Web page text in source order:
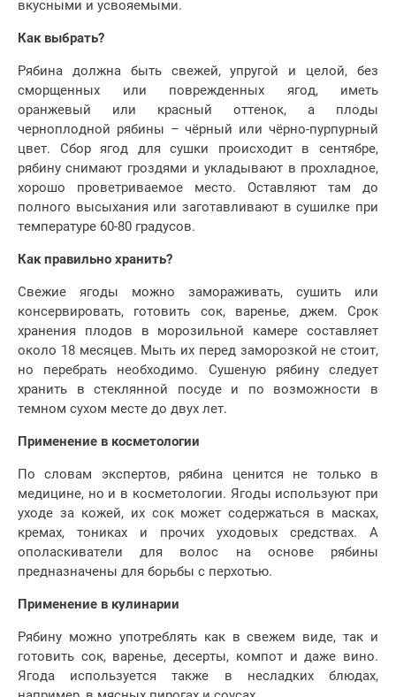
вкусными и усвояемыми.
Как выбрать?
Рябина должна быть свежей, упругой и целой, без
сморщенных или поврежденных ягод, иметь
оранжевый или красный оттенок, а плоды
черноплодной рябины – чёрный или чёрно-пурпурный
цвет. Сбор ягод для сушки происходит в сентябре,
рябину снимают гроздями и укладывают в прохладное,
хорошо проветриваемое место. Оставляют там до
полного высыхания или заготавливают в сушилке при
температуре 60-80 градусов.
Как правильно хранить?
Свежие ягоды можно замораживать, сушить или
консервировать, готовить сок, варенье, джем. Срок
хранения плодов в морозильной камере составляет
около 18 месяцев. Мыть их перед заморозкой не стоит,
но перебрать необходимо. Сушеную рябину следует
хранить в стеклянной посуде и по возможности в
темном сухом месте до двух лет.
Применение в косметологии
По словам экспертов, рябина ценится не только в
медицине, но и в косметологии. Ягоды используют при
уходе за кожей, их сок может содержаться в масках,
кремах, тониках и прочих уходовых средствах. А
ополаскиватели для волос на основе рябины
предназначены для борьбы с перхотью.
Применение в кулинарии
Рябину можно употреблять как в свежем виде, так и
готовить сок, варенье, десерты, компот и даже вино.
Ягода используется также в несладких блюдах,